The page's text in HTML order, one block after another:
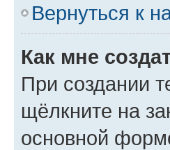
Вернуться к
Как мне
При создании
щёлкните на
основной